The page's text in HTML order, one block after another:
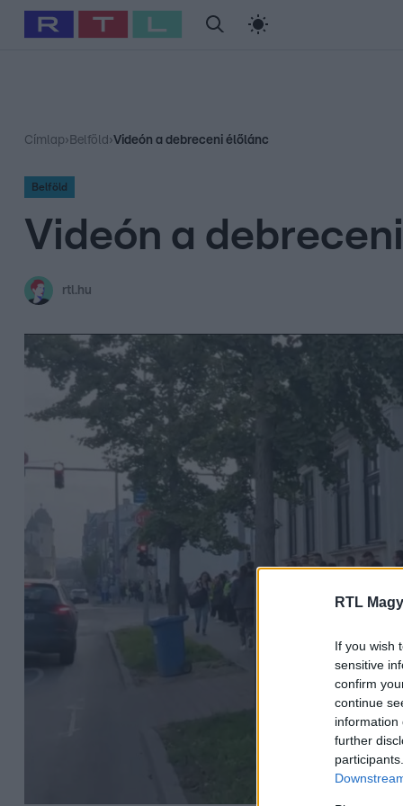
RTL
If you wish
sensitive
confirm
continue
information
further
Babits Marcella Szellő István Most Wanted
Címlap› Belföld ›Videón a debreceni élőlánc
Belföld
Videón a
rtl.hu